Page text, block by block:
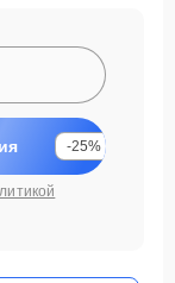
-25%